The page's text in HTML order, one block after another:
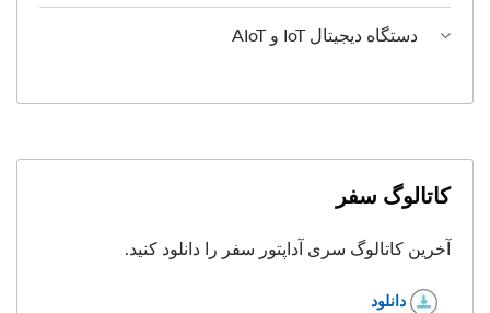
دستگاه دیجیتال IoT و AIoT
کاتالوگ سفر
آخرین کاتالوگ سری آداپتور سفر را دانلود کنید.
دانلود